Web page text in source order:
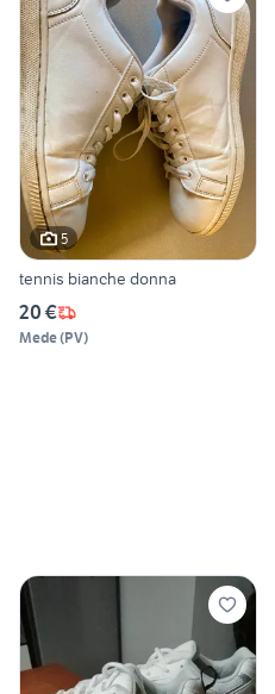
5
tennis bianche donna
20 €
Mede(PV)